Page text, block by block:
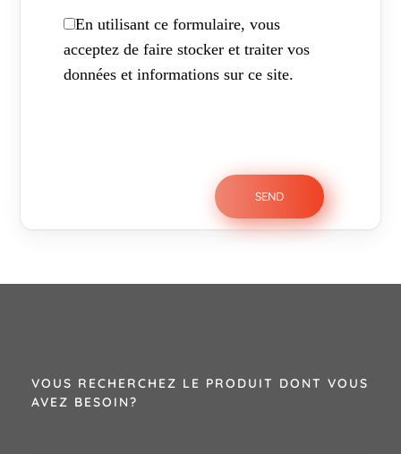
En utilisant ce formulaire, vous
acceptez de faire stocker et traiter vos
données et informations sur ce site.
VOUS RECHERCHEZ LE PRODUIT DONT VOUS
AVEZ BESOIN?